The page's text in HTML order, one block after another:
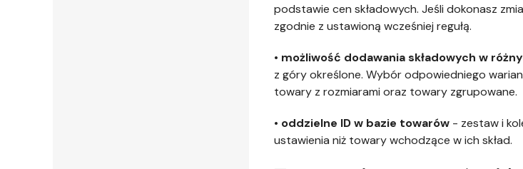
podstawie cen składowych. Jeśli dokonasz
zgodnie z ustawioną wcześniej regułą.
• możliwość dodawania składowych w
z góry określone. Wybór odpowiedniego
towary z rozmiarami oraz towary zgrupowane.
• oddzielne ID w bazie towarów- zestaw i
ustawienia niż towary wchodzące w ich skład.